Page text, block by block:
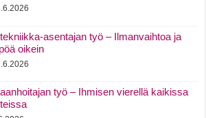
asentajan työ – Ilmanvaihtoa ja
oikein
työ – Ihmisen vierellä kaikissa